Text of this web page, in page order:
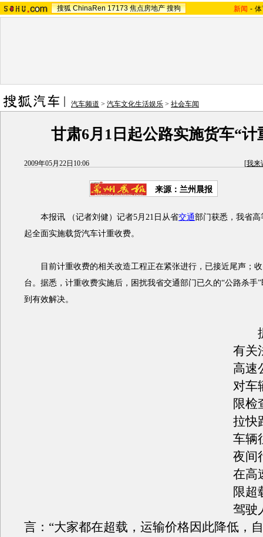
搜狐 ChinaRen 17173 焦点房地产 搜狗 新闻 -
汽车频道 > 汽车文化生活娱乐 > 社会车闻
甘肃6月1日起公路实施货车“计
2009年05月22日10:06 [我来
来源： 兰州晨报
本报讯 （记者刘健）记者5月21日从省交通部门获悉，我省
起全面实施载货汽车计重收费。
目前计重收费的相关改造工程正在紧张进行，已接近尾声；收
台。据悉，计重收费实施后，困扰我省交通部门已久的“公路杀手
到有效解决。
据
有关
高速
对车
限检
拉快
车辆
夜间
在高
限超
驾驶
言：“大家都在超载，运输价格因此降低，